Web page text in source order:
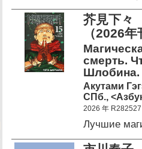
芥見下
（2026年
смерть.
Шлобина.
Акутами
СПб.,
2026 年 R282527
Лучшие